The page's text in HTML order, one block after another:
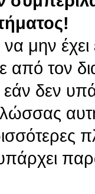
να μην
από τον
εάν δεν